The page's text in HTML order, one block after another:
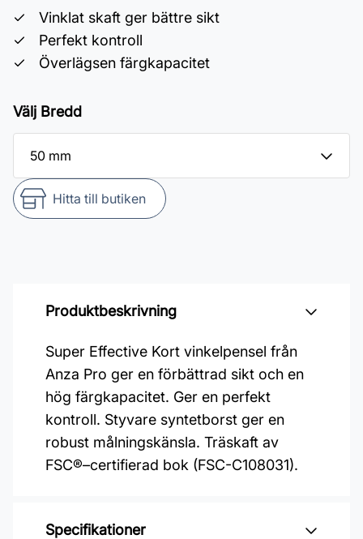
Vinklat skaft ger bättre sikt
Perfekt kontroll
Överlägsen färgkapacitet
Välj Bredd
Hitta till butiken
Produktbeskrivning
Super Effective Kort vinkelpensel från
Anza Pro ger en förbättrad sikt och en
hög färgkapacitet. Ger en perfekt
kontroll. Styvare syntetborst ger en
robust målningskänsla. Träskaft av
FSC®–certifierad bok (FSC-C108031).
Specifikationer